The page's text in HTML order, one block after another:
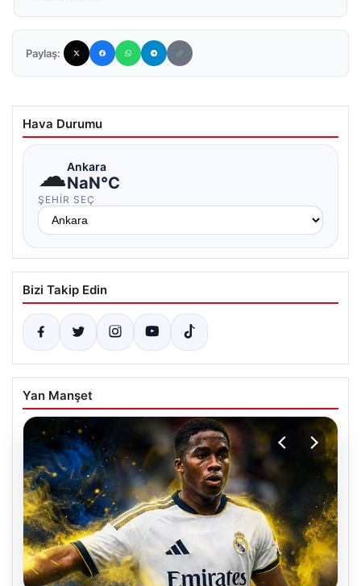
Paylaş:
Hava Durumu
☁Ankara
NaN°C
ŞEHIR SEÇ
Bizi Takip Edin
Yan Manşet